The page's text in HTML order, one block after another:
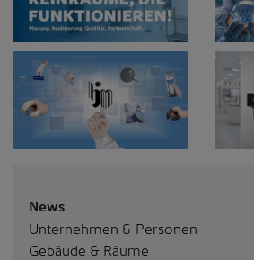
News
Unternehmen & Personen
Gebäude & Räume